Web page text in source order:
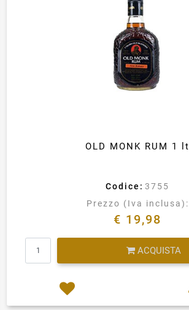
OLD MONK RUM 1 lt
Codice: 3755
Prezzo (Iva inclusa):
€ 19,98
ACQUISTA